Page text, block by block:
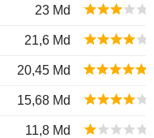
23 Md
21,6 Md
20,45 Md
15,68 Md
11,8 Md